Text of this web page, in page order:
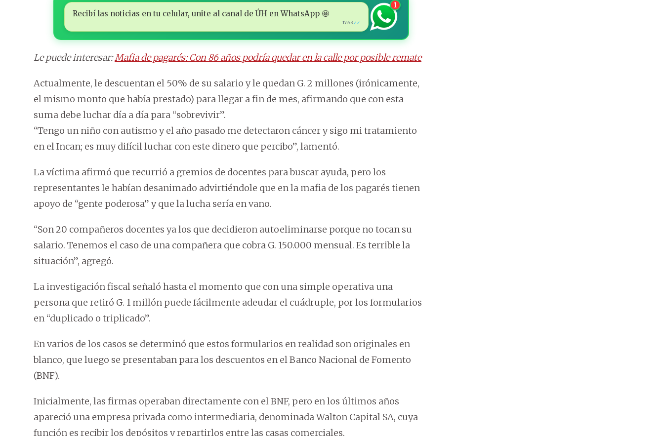
Recibí las noticias en tu celular, unite al canal de ÚH en WhatsApp 🤩
17:53 ✓✓
1
Le puede interesar:Mafia de pagarés: Con 86 años podría quedar en la calle por posible remate
Actualmente, le descuentan el 50% de su salario y le quedan G. 2 millones (irónicamente,
el mismo monto que había prestado) para llegar a fin de mes, afirmando que con esta
suma debe luchar día a día para “sobrevivir”.
“Tengo un niño con autismo y el año pasado me detectaron cáncer y sigo mi tratamiento
en el Incan; es muy difícil luchar con este dinero que percibo”, lamentó.
La víctima afirmó que recurrió a gremios de docentes para buscar ayuda, pero los
representantes le habían desanimado advirtiéndole que en la mafia de los pagarés tienen
apoyo de “gente poderosa” y que la lucha sería en vano.
“Son 20 compañeros docentes ya los que decidieron autoeliminarse porque no tocan su
salario. Tenemos el caso de una compañera que cobra G. 150.000 mensual. Es terrible la
situación”, agregó.
La investigación fiscal señaló hasta el momento que con una simple operativa una
persona que retiró G. 1 millón puede fácilmente adeudar el cuádruple, por los formularios
en “duplicado o triplicado”.
En varios de los casos se determinó que estos formularios en realidad son originales en
blanco, que luego se presentaban para los descuentos en el Banco Nacional de Fomento
(BNF).
Inicialmente, las firmas operaban directamente con el BNF, pero en los últimos años
apareció una empresa privada como intermediaria, denominada Walton Capital SA, cuya
función es recibir los depósitos y repartirlos entre las casas comerciales.